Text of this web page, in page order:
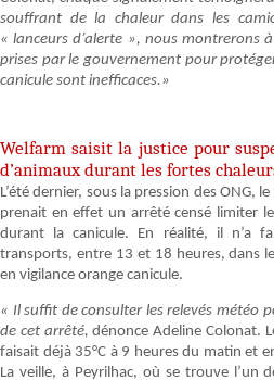
souffrant de la chaleur dans les
« lanceurs d’alerte », nous montrerons
prises par le gouvernement pour
canicule sont inefficaces.»
Welfarm saisit la justice pour
d’animaux durant les fortes
L’été dernier, sous la pression des ONG,
prenait en effet un arrêté censé limiter
durant la canicule. En réalité, il n’a
transports, entre 13 et 18 heures, dans
en vigilance orange canicule.
« Il suffit de consulter les relevés météo
de cet arrêté,dénonce Adeline Colonat.
faisait déjà 35°C à 9 heures du matin et
La veille, à Peyrilhac, où se trouve l’un